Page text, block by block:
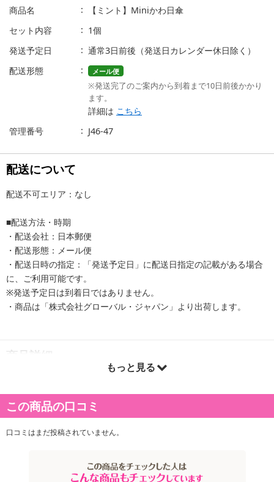
商品名
【ミント】Miniかわ日傘
セット内容
1個
発送予定日
通常3日前後（発送日カレンダー休日除く）
配送形態
メール便
※発送完了のご案内から到着まで10日前後かかり
ます。
詳細は こちら
管理番号
J46-47
配送について
配送不可エリア：なし
■配送方法・時期
・配送会社：日本郵便
・配送形態：メール便
・配送日時の指定：「発送予定日」に配送日指定の記載がある場合
に、ご利用可能です。
※発送予定日は到着日ではありません。
・商品は「株式会社グローバル・ジャパン」より出荷します。
商品詳細
もっと見る
この商品の口コミ
口コミはまだ投稿されていません。